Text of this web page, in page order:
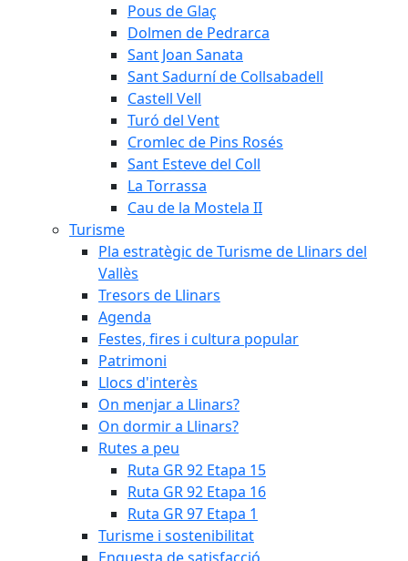
Pous de Glaç
Dolmen de Pedrarca
Sant Joan Sanata
Sant Sadurní de Collsabadell
Castell Vell
Turó del Vent
Cromlec de Pins Rosés
Sant Esteve del Coll
La Torrassa
Cau de la Mostela II
Turisme
Pla estratègic de Turisme de Llinars del
Vallès
Tresors de Llinars
Agenda
Festes, fires i cultura popular
Patrimoni
Llocs d'interès
On menjar a Llinars?
On dormir a Llinars?
Rutes a peu
Ruta GR 92 Etapa 15
Ruta GR 92 Etapa 16
Ruta GR 97 Etapa 1
Turisme i sostenibilitat